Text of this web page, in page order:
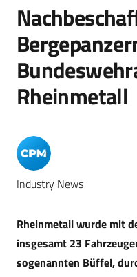
Rheinmetall
Industry News
Rheinmetall wurde mit
insgesamt 23
sogenannten Büffel,